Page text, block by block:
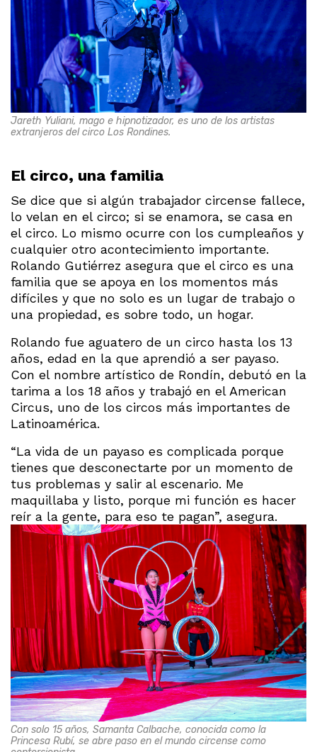
Jareth Yuliani, mago e hipnotizador, es uno de los artistas
extranjeros del circo Los Rondines.
El circo, una familia
Se dice que si algún trabajador circense fallece,
lo velan en el circo; si se enamora, se casa en
el circo. Lo mismo ocurre con los cumpleaños y
cualquier otro acontecimiento importante.
Rolando Gutiérrez asegura que el circo es una
familia que se apoya en los momentos más
difíciles y que no solo es un lugar de trabajo o
una propiedad, es sobre todo, un hogar.
Rolando fue aguatero de un circo hasta los 13
años, edad en la que aprendió a ser payaso.
Con el nombre artístico de Rondín, debutó en la
tarima a los 18 años y trabajó en el American
Circus, uno de los circos más importantes de
Latinoamérica.
“La vida de un payaso es complicada porque
tienes que desconectarte por un momento de
tus problemas y salir al escenario. Me
maquillaba y listo, porque mi función es hacer
reír a la gente, para eso te pagan”, asegura.
Con solo 15 años, Samanta Calbache, conocida como la
Princesa Rubí, se abre paso en el mundo circense como